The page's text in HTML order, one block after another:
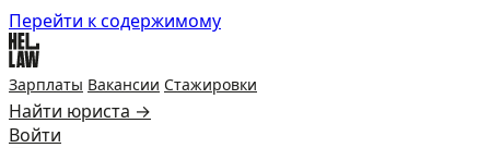
Перейти к содержимому
Зарплаты Вакансии Стажировки
Найти юриста →
Войти